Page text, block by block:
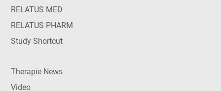
RELATUS MED
RELATUS PHARM
Study Shortcut
Therapie News
Video